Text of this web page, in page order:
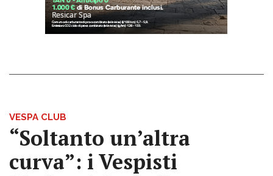
VESPA CLUB
“Soltanto un’altra
curva”: i Vespisti